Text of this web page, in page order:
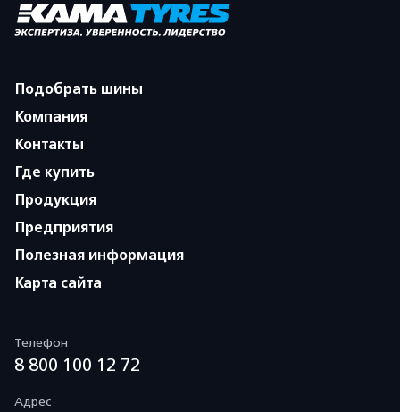
Подобрать шины
Компания
Контакты
Где купить
Продукция
Предприятия
Полезная информация
Карта сайта
Телефон
8 800 100 12 72
Адрес